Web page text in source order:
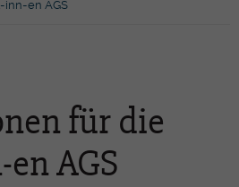
inn-en AGS
für die
AGS